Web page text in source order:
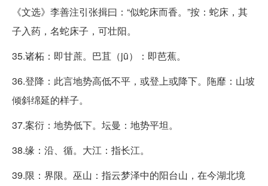
《文选》李善注引张揖曰：“似蛇床而香。”按：蛇床，其
子入药，名蛇床子，可壮阳。
35.诸柘：即甘蔗。巴苴（jū）：即芭蕉。
36.登降：此言地势高低不平，或登上或降下。陁靡：山坡
倾斜绵延的样子。
37.案衍：地势低下。坛曼：地势平坦。
38.缘：沿、循。大江：指长江。
39.限：界限。巫山：指云梦泽中的阳台山，在今湖北境